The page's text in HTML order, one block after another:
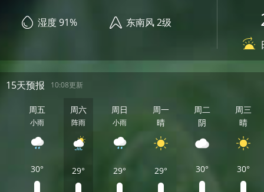
湿度 91% 东南风 2级
15天预报 10:08更新
周五
小雨
30°
周六
阵雨
29°
周日
小雨
29°
周一
晴
29°
周二
阴
30°
周三
晴
30°